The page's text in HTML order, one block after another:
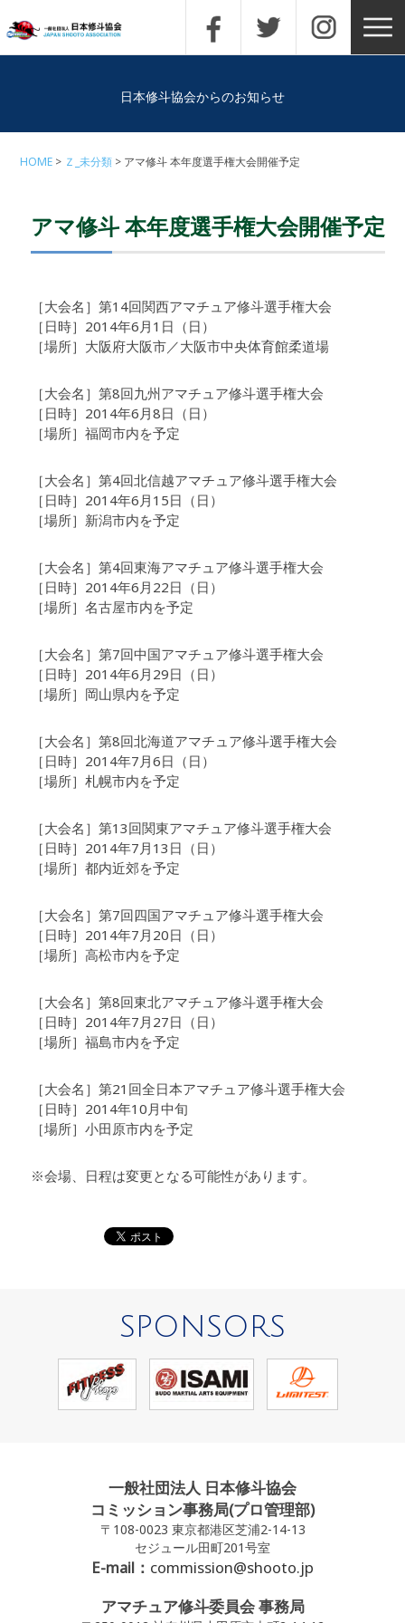
日本修斗協会からのお知らせ
HOME Ｚ_未分類 アマ修斗 本年度選手権大会開催予定
アマ修斗 本年度選手権大会開催予定
［大会名］第14回関西アマチュア修斗選手権大会
［日時］2014年6月1日（日）
［場所］大阪府大阪市／大阪市中央体育館柔道場
［大会名］第8回九州アマチュア修斗選手権大会
［日時］2014年6月8日（日）
［場所］福岡市内を予定
［大会名］第4回北信越アマチュア修斗選手権大会
［日時］2014年6月15日（日）
［場所］新潟市内を予定
［大会名］第4回東海アマチュア修斗選手権大会
［日時］2014年6月22日（日）
［場所］名古屋市内を予定
［大会名］第7回中国アマチュア修斗選手権大会
［日時］2014年6月29日（日）
［場所］岡山県内を予定
［大会名］第8回北海道アマチュア修斗選手権大会
［日時］2014年7月6日（日）
［場所］札幌市内を予定
［大会名］第13回関東アマチュア修斗選手権大会
［日時］2014年7月13日（日）
［場所］都内近郊を予定
［大会名］第7回四国アマチュア修斗選手権大会
［日時］2014年7月20日（日）
［場所］高松市内を予定
［大会名］第8回東北アマチュア修斗選手権大会
［日時］2014年7月27日（日）
［場所］福島市内を予定
［大会名］第21回全日本アマチュア修斗選手権大会
［日時］2014年10月中旬
［場所］小田原市内を予定
※会場、日程は変更となる可能性があります。
SPONSORS
一般社団法人 日本修斗協会
コミッション事務局(プロ管理部)
〒108-0023 東京都港区芝浦2-14-13
セジュール田町201号室
E-mail： commission@shooto.jp
アマチュア修斗委員会 事務局